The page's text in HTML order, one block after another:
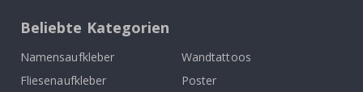
Beliebte Kategorien
Namensaufkleber
Wandtattoos
Fliesenaufkleber
Poster